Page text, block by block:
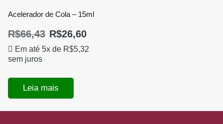
Acelerador de Cola – 15ml
R$66,43 R$26,60
Em até 5x de R$5,32
sem juros
Leia mais